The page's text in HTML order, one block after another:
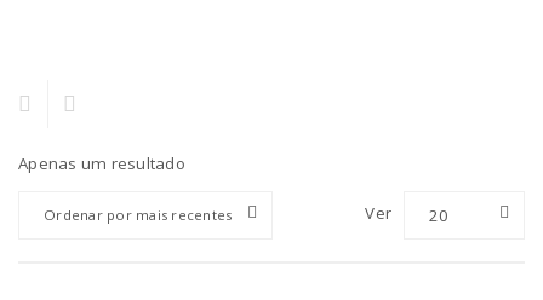
Apenas um resultado
Ordenar por mais recentes Ver 20